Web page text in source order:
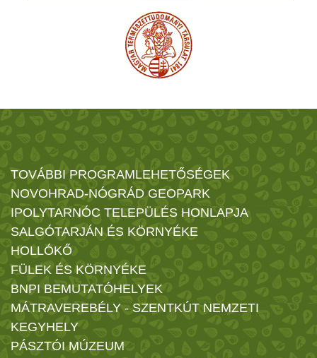
TOVÁBBI PROGRAMLEHETŐSÉGEK
NOVOHRAD-NÓGRÁD GEOPARK
IPOLYTARNÓC TELEPÜLÉS HONLAPJA
SALGÓTARJÁN ÉS KÖRNYÉKE
HOLLÓKŐ
FÜLEK ÉS KÖRNYÉKE
BNPI BEMUTATÓHELYEK
MÁTRAVEREBÉLY - SZENTKÚT NEMZETI
KEGYHELY
PÁSZTÓI MÚZEUM